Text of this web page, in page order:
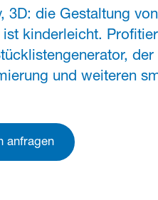
3D: die Gestaltung
kinderleicht.
der
und weiteren
anfragen